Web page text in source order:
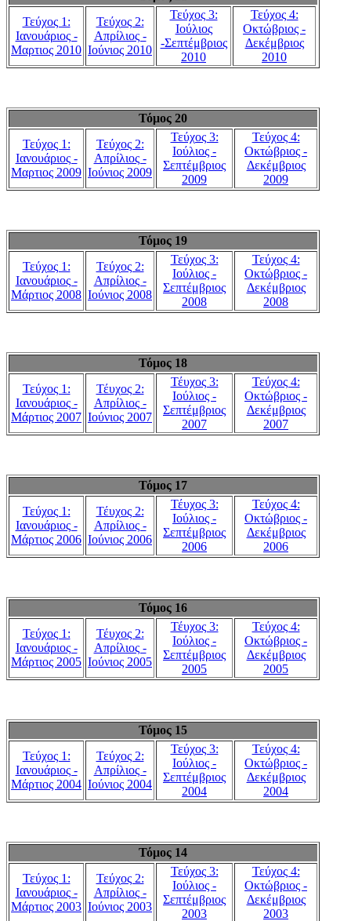
Τεύχος 1:
Ιανουάριος -
Μαρτιος 2010
Τεύχος 2:
Απρίλιος -
Ιούνιος 2010
Τεύχος 3:
Ιούλιος
-Σεπτέμβριος
2010
Τεύχος 4:
Οκτώβριος -
Δεκέμβριος
2010
Τόμος 20
Τεύχος 1:
Ιανουάριος -
Μαρτιος 2009
Τεύχος 2:
Απρίλιος -
Ιούνιος 2009
Τεύχος 3:
Ιούλιος -
Σεπτέμβριος
2009
Τεύχος 4:
Οκτώβριος -
Δεκέμβριος
2009
Τόμος 19
Τεύχος 1:
Ιανουάριος -
Μάρτιος 2008
Τεύχος 2:
Απρίλιος -
Ιούνιος 2008
Τεύχος 3:
Ιούλιος -
Σεπτέμβριος
2008
Τεύχος 4:
Οκτώβριος -
Δεκέμβριος
2008
Τόμος 18
Τεύχος 1:
Ιανουάριος -
Μάρτιος 2007
Τέυχος 2:
Απρίλιος -
Ιούνιος 2007
Τέυχος 3:
Ιούλιος -
Σεπτέμβριος
2007
Τεύχος 4:
Οκτώβριος -
Δεκέμβριος
2007
Τόμος 17
Τεύχος 1:
Ιανουάριος -
Μάρτιος 2006
Τέυχος 2:
Απρίλιος -
Ιούνιος 2006
Τέυχος 3:
Ιούλιος -
Σεπτέμβριος
2006
Τεύχος 4:
Οκτώβριος -
Δεκέμβριος
2006
Τόμος 16
Τεύχος 1:
Ιανουάριος -
Μάρτιος 2005
Τέυχος 2:
Απρίλιος -
Ιούνιος 2005
Τέυχος 3:
Ιούλιος -
Σεπτέμβριος
2005
Τεύχος 4:
Οκτώβριος -
Δεκέμβριος
2005
Τόμος 15
Τεύχος 1:
Ιανουάριος -
Μάρτιος 2004
Τεύχος 2:
Απρίλιος -
Ιούνιος 2004
Τεύχος 3:
Ιούλιος -
Σεπτέμβριος
2004
Τεύχος 4:
Οκτώβριος -
Δεκέμβριος
2004
Τόμος 14
Τεύχος 1:
Ιανουάριος -
Μάρτιος 2003
Τεύχος 2:
Απρίλιος -
Ιούνιος 2003
Τεύχος 3:
Ιούλιος -
Σεπτέμβριος
2003
Τεύχος 4:
Οκτώβριος -
Δεκέμβριος
2003